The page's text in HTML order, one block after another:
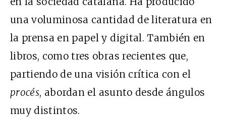
una voluminosa cantidad de literatura en
la prensa en papel y digital. También en
libros, como tres obras recientes que,
partiendo de una visión crítica con el
procés, abordan el asunto desde ángulos
muy distintos.